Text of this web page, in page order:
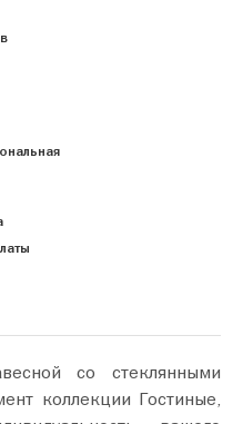
со стеклянными
коллекции Гостиные,